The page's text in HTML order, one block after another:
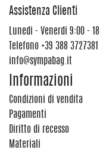
Assistenza Clienti
Lunedi - Venerdi 9:00 -
Telefono +39 388 3727381
info@sympabag.it
Informazioni
Condizioni di vendita
Pagamenti
Diritto di recesso
Materiali